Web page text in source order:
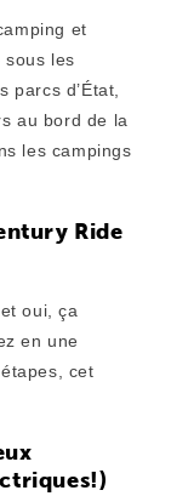
et
sous les
parcs d’État,
au bord de la
les campings
Ride
oui, ça
en une
cet